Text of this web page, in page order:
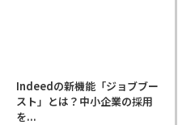
Indeedの新機能「ジョブブー
スト」とは？中小企業の採用
を...